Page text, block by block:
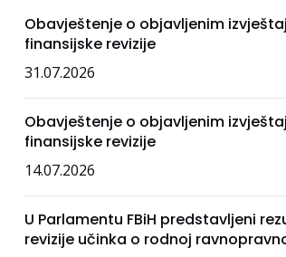
Obavještenje o objavljenim
finansijske revizije
31.07.2026
Obavještenje o objavljenim
finansijske revizije
14.07.2026
U Parlamentu FBiH predstavljeni
revizije učinka o rodnoj